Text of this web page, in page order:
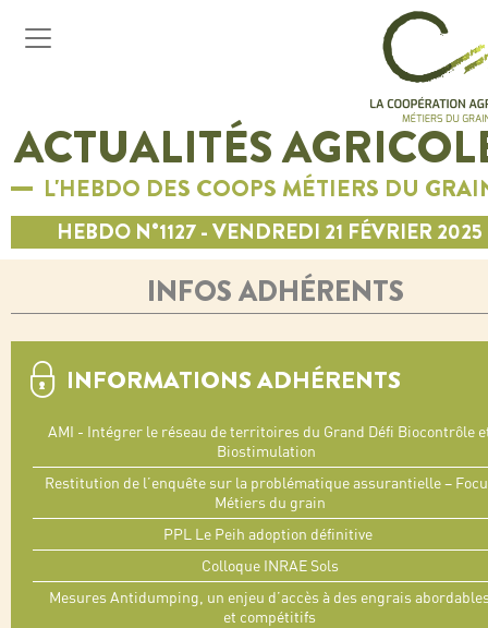
ACTUALITÉS
L'HEBDO DES COOPS MÉTIERS DU
HEBDO N°1127 - VENDREDI 21 FÉVRIER 2025
INFOS ADHÉRENTS
INFORMATIONS ADHÉRENTS
AMI - Intégrer le réseau de territoires du Grand Défi Biocontrôle
Biostimulation
Restitution de l’enquête sur la problématique assurantielle –
Métiers du grain
PPL Le Peih adoption définitive
Colloque INRAE Sols
Mesures Antidumping, un enjeu d’accès à des engrais
et compétitifs